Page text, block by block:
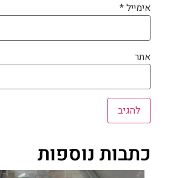
אימייל*
אתר
כתבות נוספות